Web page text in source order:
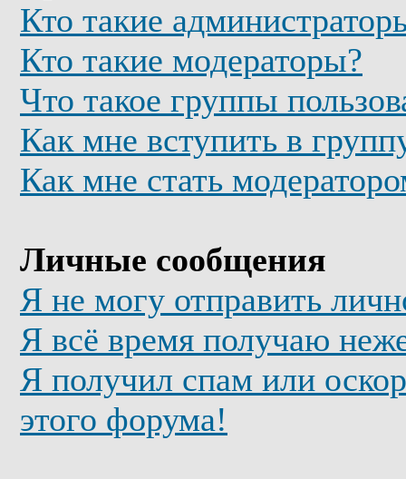
Кто такие
Кто такие модераторы?
Что такое группы
Как мне вступить в
Как мне стать
Личные сообщения
Я не могу отправить
Я всё время получаю
Я получил спам или
этого форума!